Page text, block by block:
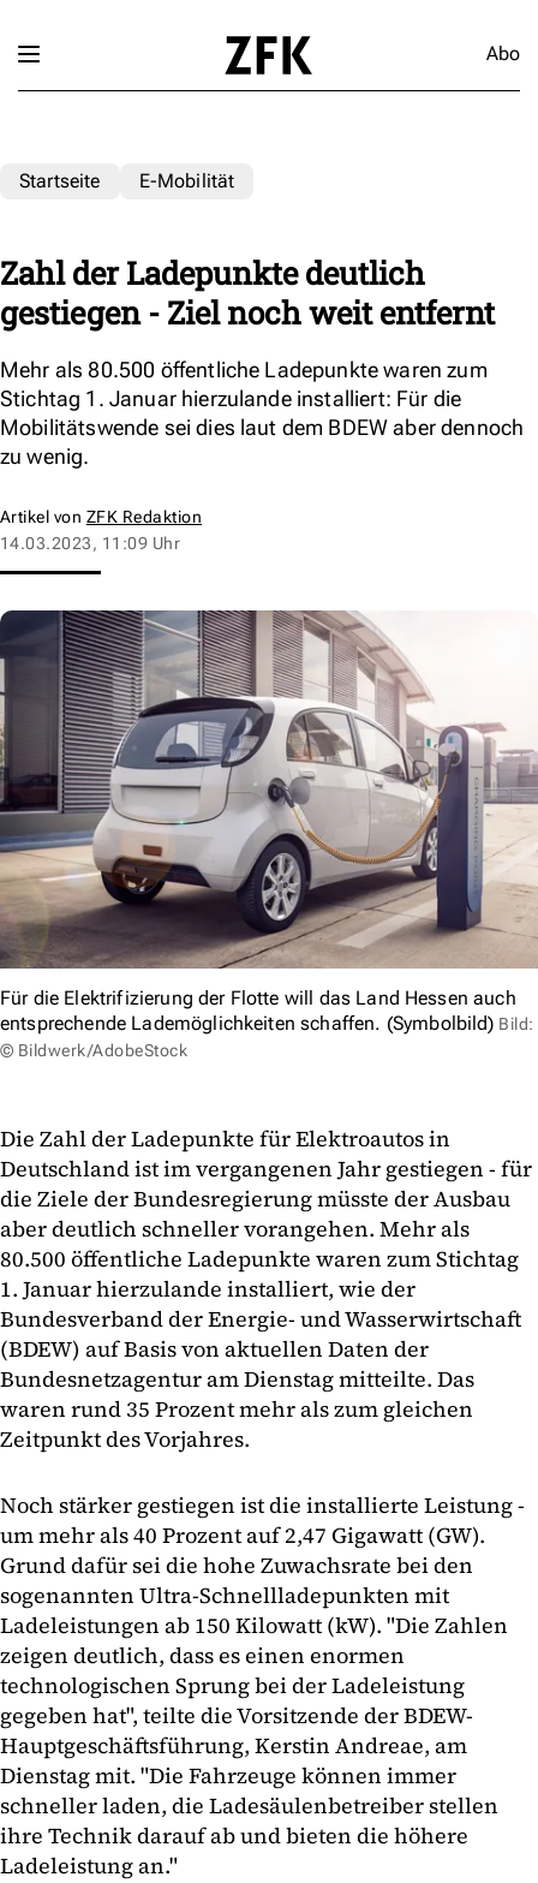
Abo
Startseite E-Mobilität
Zahl der Ladepunkte deutlich
gestiegen - Ziel noch weit entfernt
Mehr als 80.500 öffentliche Ladepunkte waren zum
Stichtag 1. Januar hierzulande installiert: Für die
Mobilitätswende sei dies laut dem BDEW aber dennoch
zu wenig.
Artikel von ZFK Redaktion
14.03.2023, 11:09 Uhr
Für die Elektrifizierung der Flotte will das Land Hessen auch
entsprechende Lademöglichkeiten schaffen. (Symbolbild) Bild:
© Bildwerk/AdobeStock
Die Zahl der Ladepunkte für Elektroautos in
Deutschland ist im vergangenen Jahr gestiegen - für
die Ziele der Bundesregierung müsste der Ausbau
aber deutlich schneller vorangehen. Mehr als
80.500 öffentliche Ladepunkte waren zum Stichtag
1. Januar hierzulande installiert, wie der
Bundesverband der Energie- und Wasserwirtschaft
(BDEW) auf Basis von aktuellen Daten der
Bundesnetzagentur am Dienstag mitteilte. Das
waren rund 35 Prozent mehr als zum gleichen
Zeitpunkt des Vorjahres.
Noch stärker gestiegen ist die installierte Leistung -
um mehr als 40 Prozent auf 2,47 Gigawatt (GW).
Grund dafür sei die hohe Zuwachsrate bei den
sogenannten Ultra-Schnellladepunkten mit
Ladeleistungen ab 150 Kilowatt (kW). "Die Zahlen
zeigen deutlich, dass es einen enormen
technologischen Sprung bei der Ladeleistung
gegeben hat", teilte die Vorsitzende der BDEW-
Hauptgeschäftsführung, Kerstin Andreae, am
Dienstag mit. "Die Fahrzeuge können immer
schneller laden, die Ladesäulenbetreiber stellen
ihre Technik darauf ab und bieten die höhere
Ladeleistung an."